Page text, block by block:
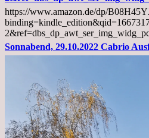
https://www.amazon.de/dp/
Sonnabend, 29.10.2022 Cabrio